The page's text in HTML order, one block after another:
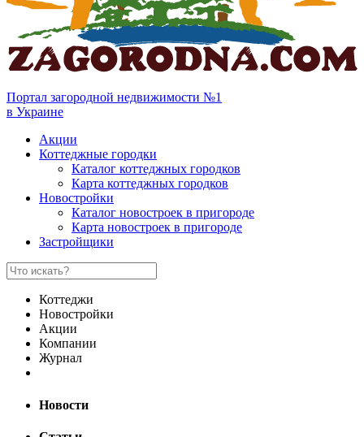
Портал загородной недвижимости №1
в Украине
Акции
Коттеджные городки
Каталог коттеджных городков
Карта коттеджных городков
Новостройки
Каталог новостроек в пригороде
Карта новостроек в пригороде
Застройщики
Коттеджи
Новостройки
Акции
Компании
Журнал
Новости